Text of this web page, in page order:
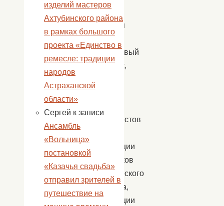
углем.
Виктория
талантливый
художник,
акварелистов
Ассоциации
художников
ботанического
искусства,
Ассоциации
изделий мастеров
Ахтубинского района
в рамках большого
проекта «Единство в
ремесле: традиции
народов
Астраханской
области»
Сергей к записи
Ансамбль
«Вольница»
постановкой
«Казачья свадьба»
отправил зрителей в
путешествие на